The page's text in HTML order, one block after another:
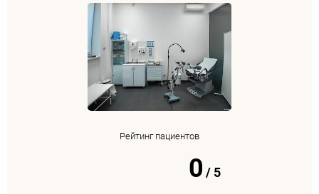
Рейтинг пациентов
0 / 5